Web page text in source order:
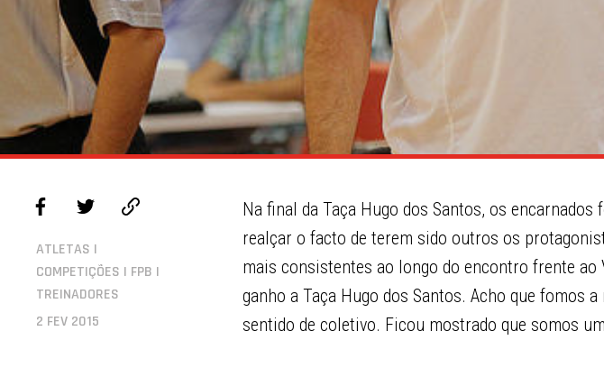
ATLETAS |
COMPETIÇÕES | FPB |
TREINADORES
2 FEV 2015
Na final da Taça Hugo dos Santos, os
realçar o facto de terem sido outros os
mais consistentes ao longo do encontro frente
ganho a Taça Hugo dos Santos. Acho que fomos
sentido de coletivo. Ficou mostrado que somos